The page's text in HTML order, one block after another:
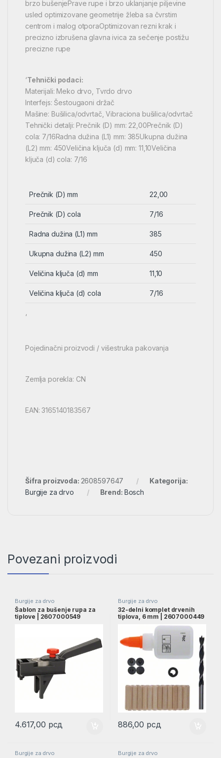
brzo bušenjePrave rupe i brzo uklanjanje piljevine
usled optimizovane geometrije žleba sa čvrstim
centrom i malog otporaOptimizovan rezni krak i
precizno izbrušena glavna ivica za sečenje postižu
precizne rupe
‘Tehnički podaci:
Materijali: Meko drvo, Tvrdo drvo
Interfejs: Šestougaoni držač
Mašine: Bušilica/odvrtač, Vibraciona bušilica/odvrtač
Tehnički detalji: Prečnik (D) mm: 22,00Prečnik (D)
cola: 7/16Radna dužina (L1) mm: 385Ukupna dužina
(L2) mm: 450Veličina ključa (d) mm: 11,10Veličina
ključa (d) cola: 7/16
Prečnik (D) mm 22,00
Prečnik (D) cola 7/16
Radna dužina (L1) mm 385
Ukupna dužina (L2) mm 450
Veličina ključa (d) mm 11,10
Veličina ključa (d) cola 7/16
‘
Pojedinačni proizvodi / višestruka pakovanja
Zemlja porekla: CN
EAN: 3165140183567
Šifra proizvoda: 2608597647
Kategorija:
Burgije za drvo
Brend: Bosch
Povezani proizvodi
Burgije za drvo
Šablon za bušenje rupa za
tiplove | 2607000549
4.617,00 рсд
Burgije za drvo
32-delni komplet drvenih
tiplova, 6 mm | 2607000449
886,00 рсд
Burgije za drvo Burgije za drvo